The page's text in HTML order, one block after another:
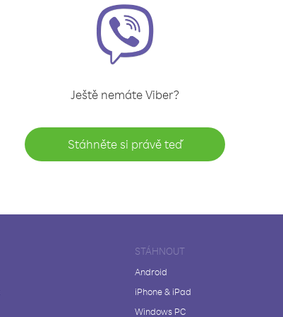
Ještě nemáte Viber?
Stáhněte si právě teď
STÁHNOUT
Android
iPhone & iPad
Windows PC